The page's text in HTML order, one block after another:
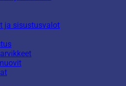
ja sisustusvalot